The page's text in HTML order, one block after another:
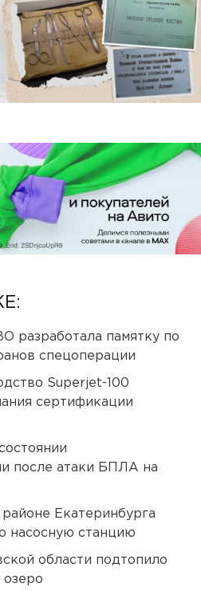
разработала памятку по
спецоперации
Superjet-100
сертификации
после атаки БПЛА на
Екатеринбурга
насосную станцию
области подтопило